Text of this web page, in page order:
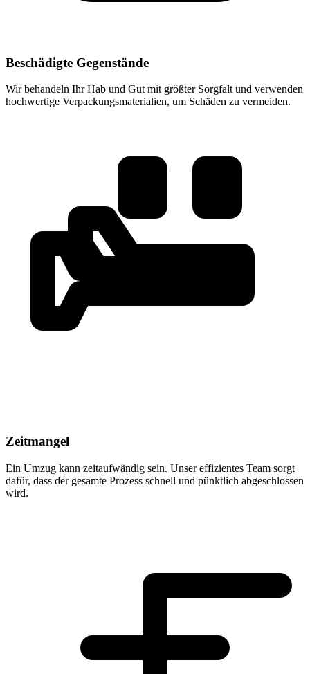
Beschädigte Gegenstände
Wir behandeln Ihr Hab und Gut mit größter Sorgfalt und verwenden
hochwertige Verpackungsmaterialien, um Schäden zu vermeiden.
Zeitmangel
Ein Umzug kann zeitaufwändig sein. Unser effizientes Team sorgt
dafür, dass der gesamte Prozess schnell und pünktlich abgeschlossen
wird.